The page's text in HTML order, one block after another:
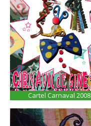
Cartel Carnaval 2008